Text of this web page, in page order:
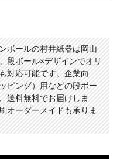
ボールの村井紙器は岡山
段ボール×デザインでオリ
対応可能です。企業向
ピング）用などの段ボー
送料無料でお届けしま
オーダーメイドも承りま